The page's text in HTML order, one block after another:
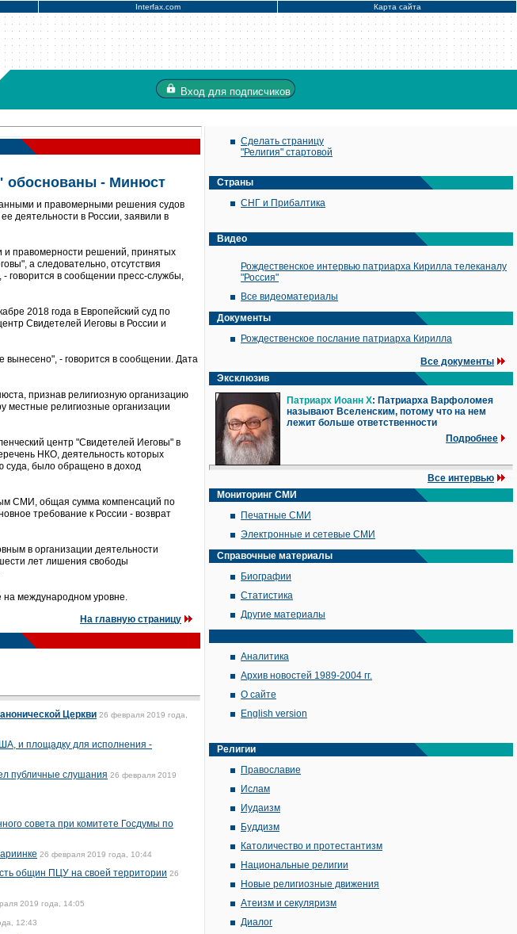
Interfax.com Карта сайта
Вход для подписчиков
обоснованы - Минюст
и правомерными решения судов
деятельности в России, заявили в
и правомерности решений, принятых
а следовательно, отсутствия
говорится в сообщении пресс-службы,
2018 года в Европейский суд по
Свидетелей Иеговы в России и
- говорится в сообщении. Дата
признав религиозную организацию
местные религиозные организации
центр "Свидетелей Иеговы" в
НКО, деятельность которых
суда, было обращено в доход
СМИ, общая сумма компенсаций по
требование к России - возврат
в организации деятельности
лет лишения свободы
международном уровне.
На главную страницу
Церкви 26 февраля 2019 года,
и площадку для исполнения -
публичные слушания 26 февраля 2019
совета при комитете Госдумы по
26 февраля 2019 года, 10:44
общин ПЦУ на своей территории 26
2019 года, 14:05
12:43
Сделать страницу
"Религия" стартовой
Страны
СНГ и Прибалтика
Видео
Рождественское интервью патриарха Кирилла телеканалу
"Россия"
Все видеоматериалы
Документы
Рождественское послание патриарха Кирилла
Все документы
Эксклюзив
Патриарх Иоанн X: Патриарха Варфоломея
называют Вселенским, потому что на нем
лежит больше ответственности
Подробнее
Все интервью
Мониторинг СМИ
Печатные СМИ
Электронные и сетевые СМИ
Справочные материалы
Биографии
Статистика
Другие материалы
Аналитика
Архив новостей 1989-2004 гг.
О сайте
English version
Религии
Православие
Ислам
Иудаизм
Буддизм
Католичество и протестантизм
Национальные религии
Новые религиозные движения
Атеизм и секуляризм
Диалог